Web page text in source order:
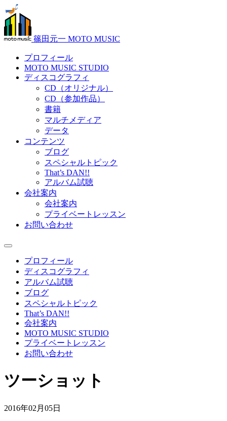
篠田元一 MOTO MUSIC
プロフィール
MOTO MUSIC STUDIO
ディスコグラフィ
CD（オリジナル）
CD（参加作品）
書籍
マルチメディア
データ
コンテンツ
ブログ
スペシャルトピック
That’s DAN!!
アルバム試聴
会社案内
会社案内
プライベートレッスン
お問い合わせ
プロフィール
ディスコグラフィ
アルバム試聴
ブログ
スペシャルトピック
That’s DAN!!
会社案内
MOTO MUSIC STUDIO
プライベートレッスン
お問い合わせ
ツーショット
2016年02月05日